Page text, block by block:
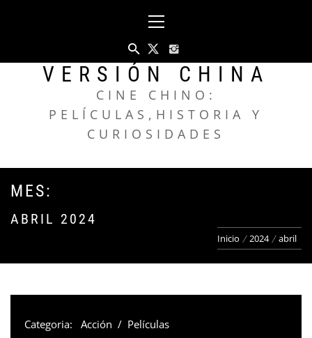
principal
VERSIÓN CHINA
CINE CHINO:
PELÍCULAS,HISTORIA Y
CURIOSIDADES
MES:
ABRIL 2024
Inicio 2024 abril
Categoria: Acción / Películas